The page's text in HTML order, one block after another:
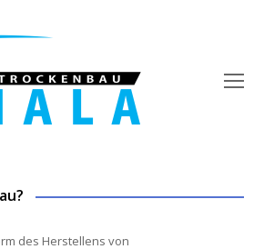
des Herstellens von